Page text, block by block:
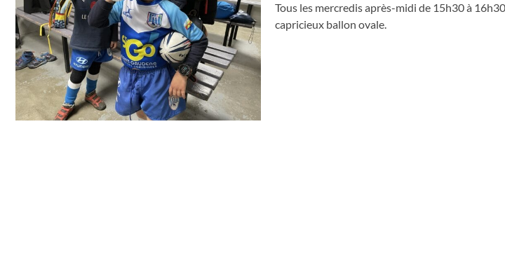
Tous les mercredis après-midi de 15h30 à
capricieux ballon ovale.